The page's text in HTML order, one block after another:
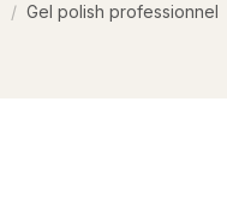
Gel polish professionnel